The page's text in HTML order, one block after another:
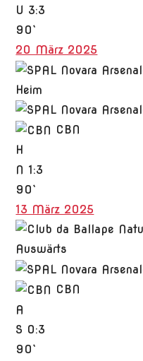
U 3:3
90`
20 März 2025
Heim
CBN
H
N 1:3
90`
13 März 2025
Auswärts
CBN
A
S 0:3
90`